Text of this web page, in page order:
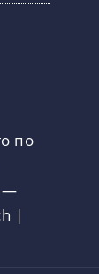
по
—
|